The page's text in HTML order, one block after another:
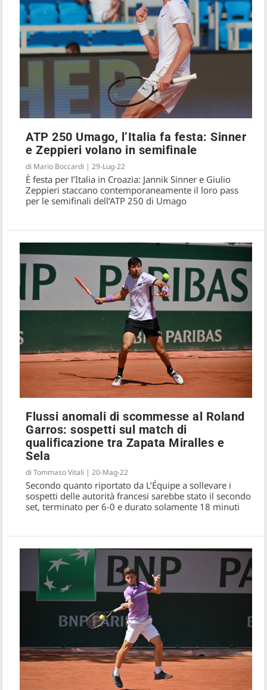
ATP 250 Umago, l’Italia fa festa: Sinner
e Zeppieri volano in semifinale
di Mario Boccardi |29-Lug-22
È festa per l’Italia in Croazia: Jannik Sinner e Giulio
Zeppieri staccano contemporaneamente il loro pass
per le semifinali dell’ATP 250 di Umago
Flussi anomali di scommesse al Roland
Garros: sospetti sul match di
qualificazione tra Zapata Miralles e
Sela
diTommaso Vitali |20-Mag-22
Secondo quanto riportato da L’Équipe a sollevare i
sospetti delle autorità francesi sarebbe stato il secondo
set, terminato per 6-0 e durato solamente 18 minuti